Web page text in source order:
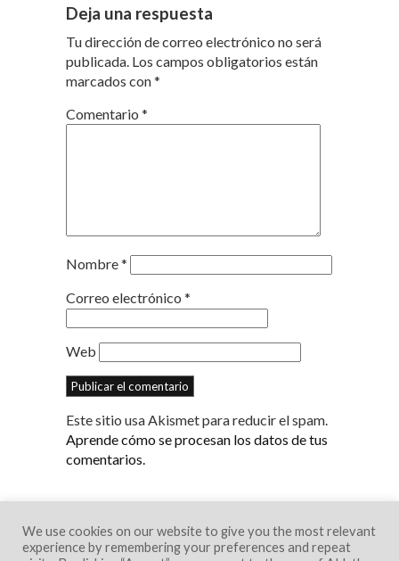
Deja una respuesta
Tu dirección de correo electrónico no será
publicada. Los campos obligatorios están
marcados con*
Comentario *
Nombre*
Correo electrónico *
Web
Este sitio usa Akismet para reducir el spam.
Aprende cómo se procesan los datos de tus
comentarios.
We use cookies on our website to give you the most relevant
experience by remembering your preferences and repeat